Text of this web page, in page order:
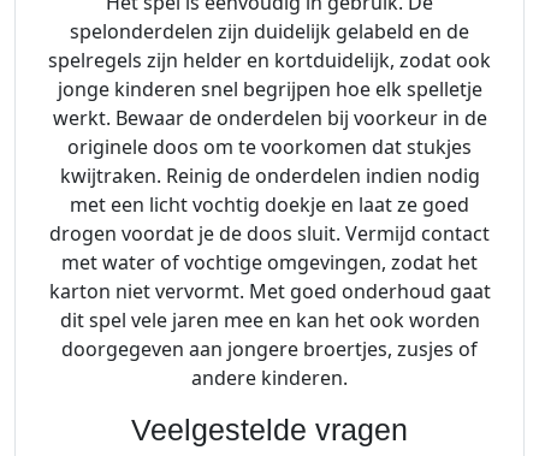
spelonderdelen zijn duidelijk gelabeld en de
spelregels zijn helder en kortduidelijk, zodat ook
jonge kinderen snel begrijpen hoe elk spelletje
werkt. Bewaar de onderdelen bij voorkeur in de
originele doos om te voorkomen dat stukjes
kwijtraken. Reinig de onderdelen indien nodig
met een licht vochtig doekje en laat ze goed
drogen voordat je de doos sluit. Vermijd contact
met water of vochtige omgevingen, zodat het
karton niet vervormt. Met goed onderhoud gaat
dit spel vele jaren mee en kan het ook worden
doorgegeven aan jongere broertjes, zusjes of
andere kinderen.
Veelgestelde vragen